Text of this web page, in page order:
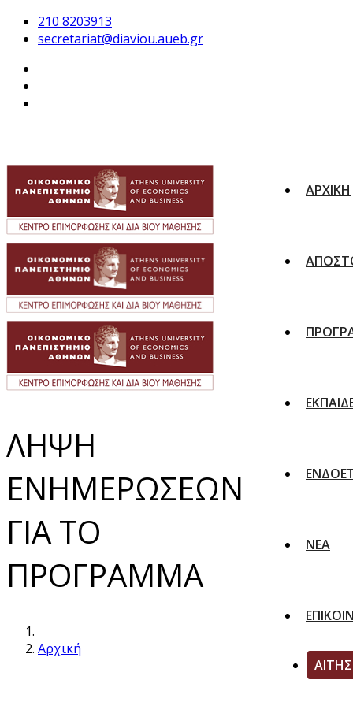
210 8203913
secretariat@diaviou.aueb.gr
ΑΡΧΙΚΗ
ΝΕΑ
ΛΗΨΗ
ΕΝΗΜΕΡΩΣΕΩΝ
ΓΙΑ ΤΟ
ΠΡΟΓΡΑΜΜΑ
Αρχική